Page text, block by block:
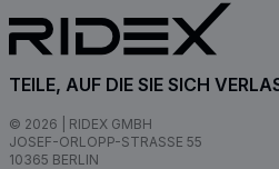
TEILE, AUF DIE SIE SICH
© 2026 | RIDEX GMBH
JOSEF-ORLOPP-STRASSE 55
10365 BERLIN